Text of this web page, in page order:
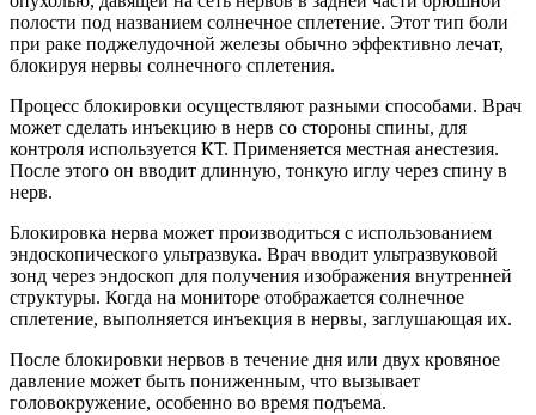
полости под названием солнечное сплетение. Этот тип боли
при раке поджелудочной железы обычно эффективно лечат,
блокируя нервы солнечного сплетения.
Процесс блокировки осуществляют разными способами. Врач
может сделать инъекцию в нерв со стороны спины, для
контроля используется КТ. Применяется местная анестезия.
После этого он вводит длинную, тонкую иглу через спину в
нерв.
Блокировка нерва может производиться с использованием
эндоскопического ультразвука. Врач вводит ультразвуковой
зонд через эндоскоп для получения изображения внутренней
структуры. Когда на мониторе отображается солнечное
сплетение, выполняется инъекция в нервы, заглушающая их.
После блокировки нервов в течение дня или двух кровяное
давление может быть пониженным, что вызывает
головокружение, особенно во время подъема.